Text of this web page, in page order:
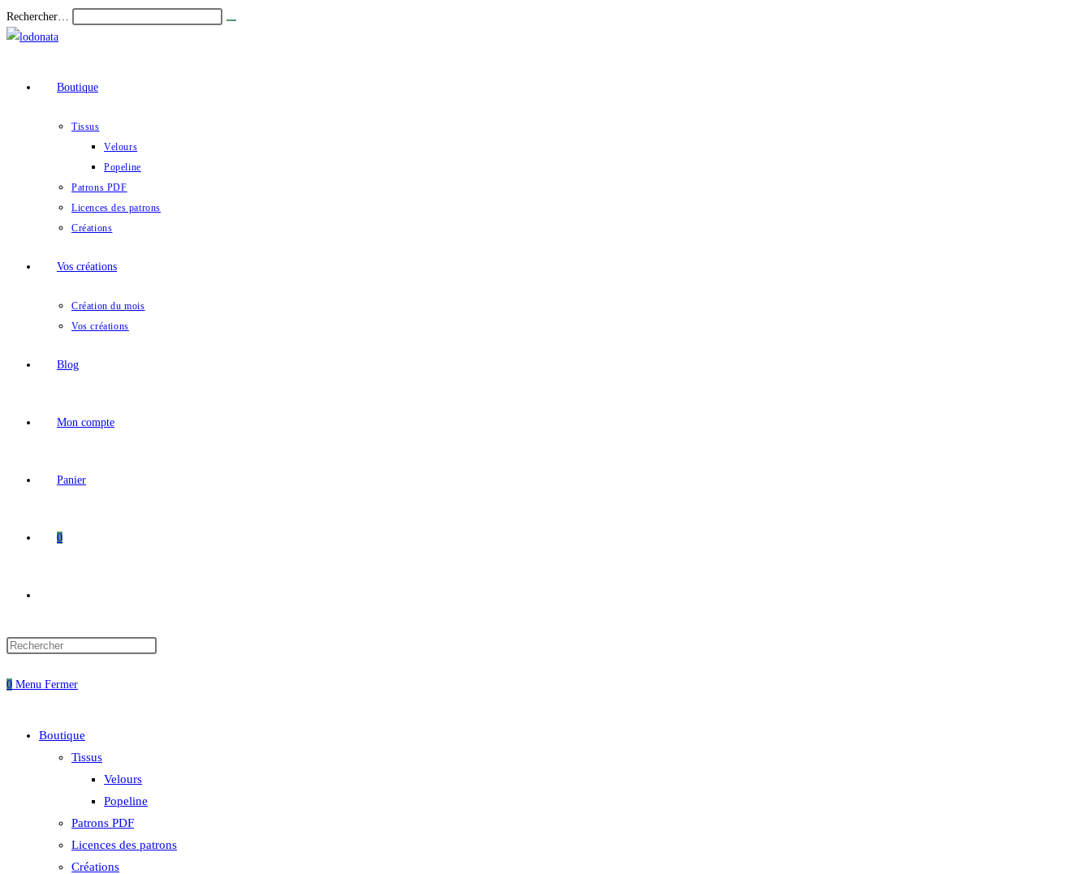
Rechercher…
Boutique
Tissus
Velours
Popeline
Patrons PDF
Licences des patrons
Créations
Vos créations
Création du mois
Vos créations
Blog
Mon compte
Panier
0
0 Menu Fermer
Boutique
Tissus
Velours
Popeline
Patrons PDF
Licences des patrons
Créations